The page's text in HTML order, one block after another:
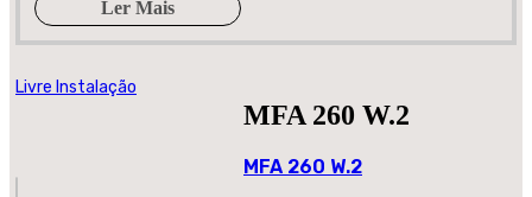
Ler Mais
Livre Instalação
MFA 260 W.2
MFA 260 W.2